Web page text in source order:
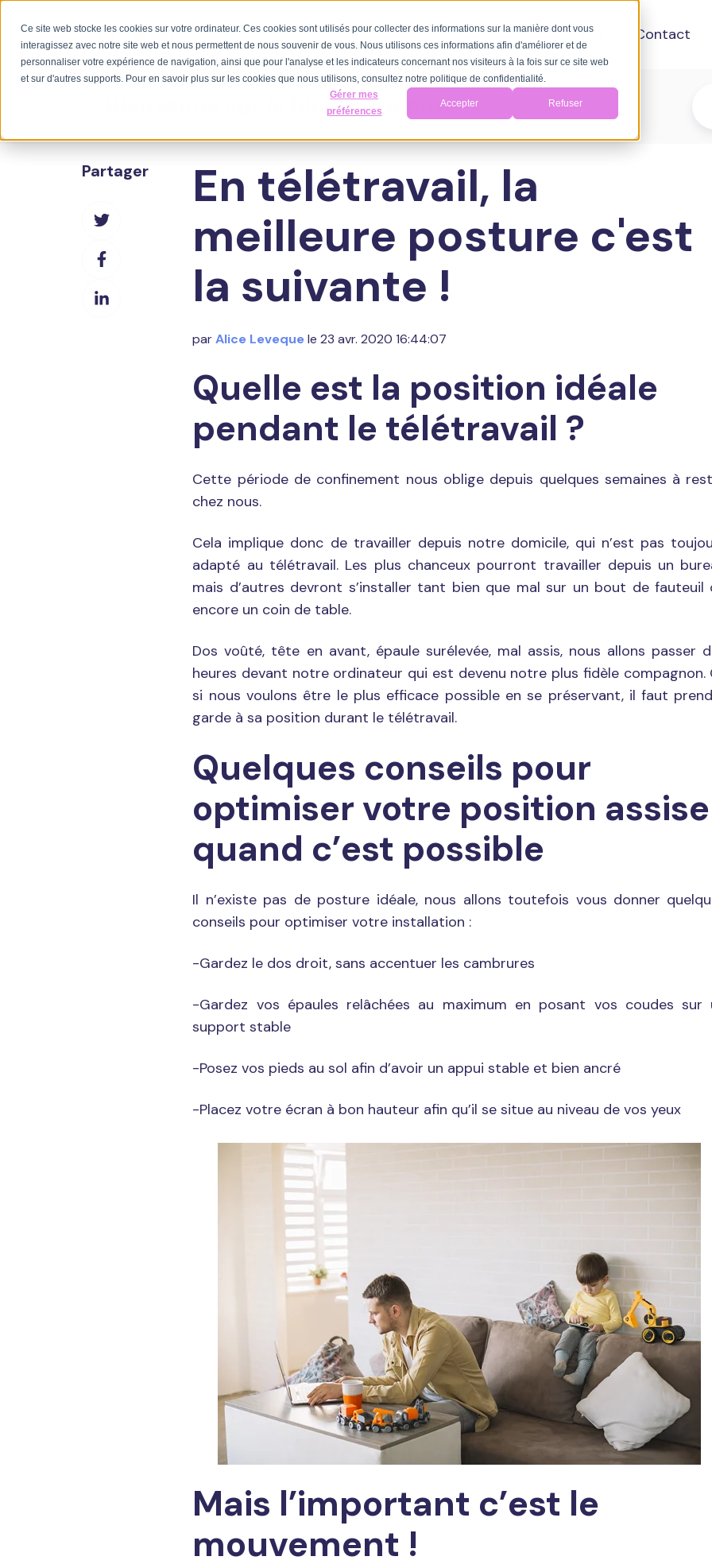
Ce site web stocke les cookies sur votre ordinateur. Ces cookies sont utilisés pour collecter des informations sur la manière dont vous
interagissez avec notre site web et nous permettent de nous souvenir de vous. Nous utilisons ces informations afin d'améliorer et de
personnaliser votre expérience de navigation, ainsi que pour l'analyse et les indicateurs concernant nos visiteurs à la fois sur ce site web
et sur d'autres supports. Pour en savoir plus sur les cookies que nous utilisons, consultez notre politique de confidentialité.
Gérer mes
préférences
Accepter Refuser
Nos offres A propos Ressources Tarifs Contact
Bienvenue sur le blog d'Axomove
Partager
Partager
Twitter
Partager
sur
Facebook
Partager
En télétravail, la
meilleure posture c'est
la suivante !
parAlice Levequele 23 avr. 2020 16:44:07
Quelle est la position idéale
pendant le télétravail ?
Cette période de confinement nous oblige depuis quelques semaines à
chez nous.
Cela implique donc de travailler depuis notre domicile, qui n’est pas
adapté au télétravail. Les plus chanceux pourront travailler depuis un
mais d’autres devront s’installer tant bien que mal sur un bout de fauteuil
encore un coin de table.
Dos voûté, tête en avant, épaule surélevée, mal assis, nous allons passer
heures devant notre ordinateur qui est devenu notre plus fidèle compagnon.
si nous voulons être le plus efficace possible en se préservant, il faut
garde à sa position durant le télétravail.
Quelques conseils pour
optimiser votre position assise
quand c’est possible
Il n’existe pas de posture idéale, nous allons toutefois vous donner
conseils pour optimiser votre installation :
-Gardez le dos droit, sans accentuer les cambrures
-Gardez vos épaules relâchées au maximum en posant vos coudes sur
support stable
-Posez vos pieds au sol afin d’avoir un appui stable et bien ancré
-Placez votre écran à bon hauteur afin qu’il se situe au niveau de vos yeux
Mais l’important c’est le
mouvement !